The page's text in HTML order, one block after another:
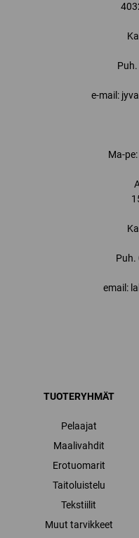
Puh.
e-mail:
Ma-
Puh.
email:
TUOTERYHMÄT
Pelaajat
Maalivahdit
Erotuomarit
Taitoluistelu
Tekstiilit
Muut tarvikkeet